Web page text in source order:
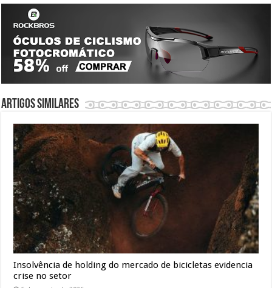
Artigos similares
Insolvência de holding do mercado de bicicletas evidencia
crise no setor